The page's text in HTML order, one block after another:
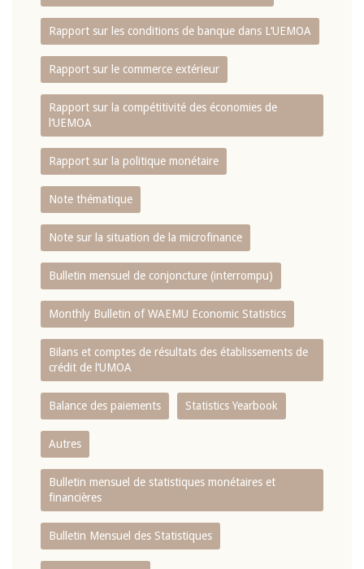
Rapport sur les conditions de banque dans L‘UEMOA
Rapport sur le commerce extérieur
Rapport sur la compétitivité des économies de
l‘UEMOA
Rapport sur la politique monétaire
Note thématique
Note sur la situation de la microfinance
Bulletin mensuel de conjoncture (interrompu)
Monthly Bulletin of WAEMU Economic Statistics
Bilans et comptes de résultats des établissements de
crédit de l‘UMOA
Balance des paiements Statistics Yearbook
Autres
Bulletin mensuel de statistiques monétaires et
financières
Bulletin Mensuel des Statistiques